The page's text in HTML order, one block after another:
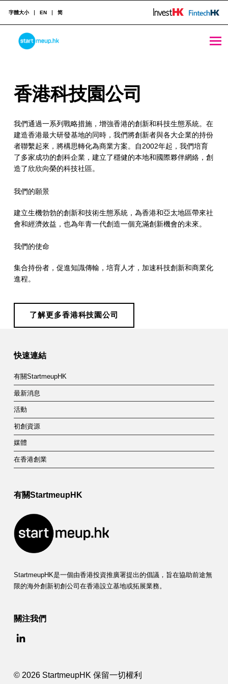
香港科技園公司 - StartmeupHK
STARTMEUPHK
STARTMEUPHK FESTIVAL IS THE LEADING STARTUP AND INNOVATION CONFERENCE EVENT IN HONG KONG
字體大小 EN 简
香
科
技
園
公
司
香港科技園公司
我們通過一系列戰略措施，增強香港的創新和科技生態系統。在
建造香港最大研發基地的同時，我們將創新者與各大企業的持份
者聯繫起來，將構思轉化為商業方案。自2002年起，我們培育
了多家成功的創科企業，建立了穩健的本地和國際夥伴網絡，創
造了欣欣向榮的科技社區。
我們的願景
建立生機勃勃的創新和技術生態系統，為香港和亞太地區帶來社
會和經濟效益，也為年青一代創造一個充滿創新機會的未來。
我們的使命
集合持份者，促進知識傳輸，培育人才，加速科技創新和商業化
進程。
了解更多香港科技園公司
Skip back to main navigation
快速連結
有關StartmeupHK
最新消息
活動
初創資源
媒體
在香港創業
有關StartmeupHK
StartmeupHK是一個由香港投資推廣署提出的倡議，旨在協助前途無
限的海外創新初創公司在香港設立基地或拓展業務。
關注我們
© 2026 StartmeupHK 保留一切權利